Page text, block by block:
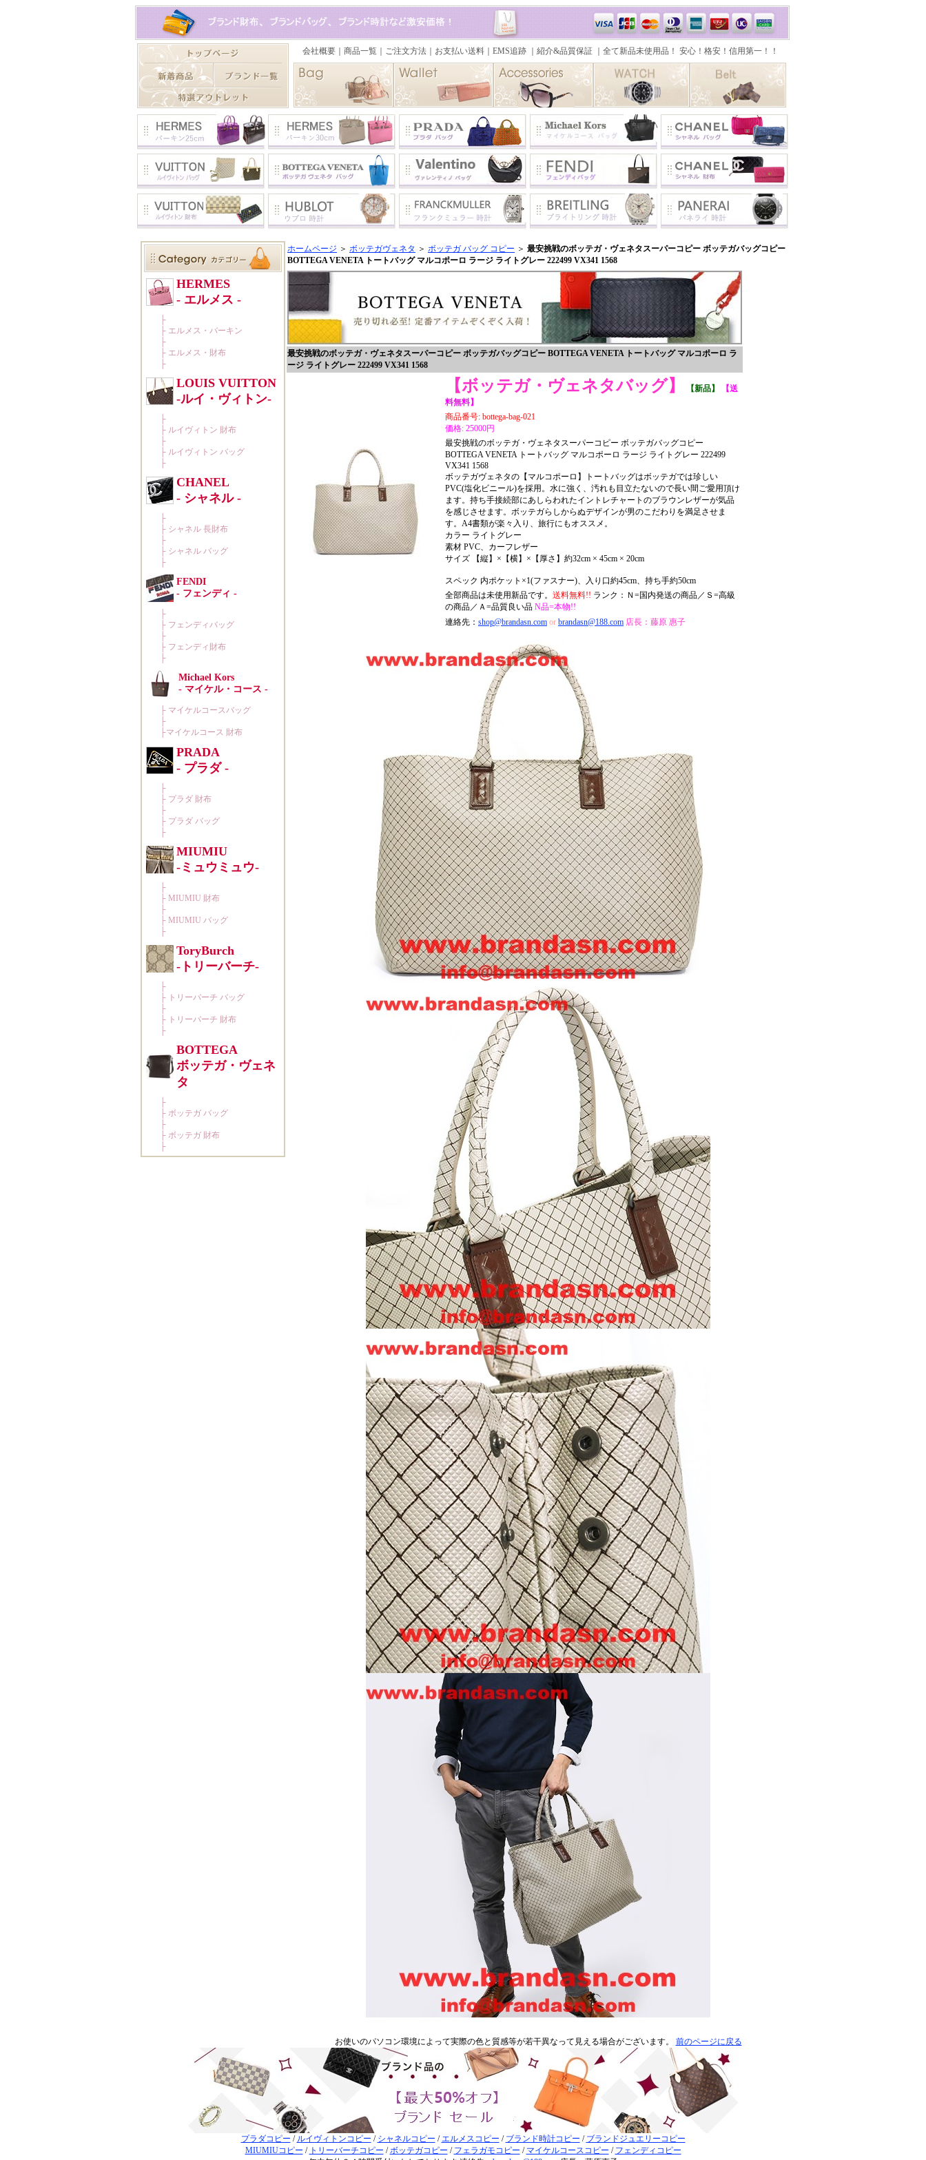
ホームページ ＞ ボッテガヴェネタ ＞ ボッテガ バッグ コピー ＞ 最安挑戦のボッテガ・ヴェネタスーパーコピー ボッテガバッグコピー
BOTTEGA VENETA トートバッグ マルコポーロ ラージ ライトグレー 222499 VX341 1568
最安挑戦のボッテガ・ヴェネタスーパーコピー ボッテガバッグコピー BOTTEGA VENETA トートバッグ マルコポーロ ラ
ージ ライトグレー 222499 VX341 1568
【ボッテガ・ヴェネタバッグ】 【新品】
【送
料無料】
商品番号: bottega-bag-021
価格: 25000円
最安挑戦のボッテガ・ヴェネタスーパーコピー ボッテガバッグコピー
BOTTEGA VENETA トートバッグ マルコポーロ ラージ ライトグレー 222499
VX341 1568
ボッテガヴェネタの【マルコポーロ】トートバッグはボッテガでは珍しい
PVC(塩化ビニール)を採用。水に強く、汚れも目立たないので長い間ご愛用頂け
ます。持ち手接続部にあしらわれたイントレチャートのブラウンレザーが気品
を感じさせます。ボッテガらしからぬデザインが男のこだわりを満足させま
す。A4書類が楽々入り、旅行にもオススメ。
カラー ライトグレー
素材 PVC、カーフレザー
サイズ 【縦】×【横】×【厚さ】約32cm × 45cm × 20cm
スペック 内ポケット×1(ファスナー)、入り口約45cm、持ち手約50cm
全部商品は未使用新品です。 送料無料!! ランク：Ｎ=国内発送の商品／Ｓ=高級
の商品／Ａ=品質良い品 N品=本物!!
連絡先： shop@brandasn.com or brandasn@188.com 店長：藤原 惠子
お使いのパソコン環境によって実際の色と質感等が若干異なって見える場合がございます。 前のページに戻る
プラダコピー / ルイヴィトンコピー / シャネルコピー /エルメスコピー / ブランド時計コピー / ブランドジュエリーコピー
MIUMIUコピー / トリーバーチコピー /ボッテガコピー / フェラガモコピー / マイケルコースコピー / フェンディコピー